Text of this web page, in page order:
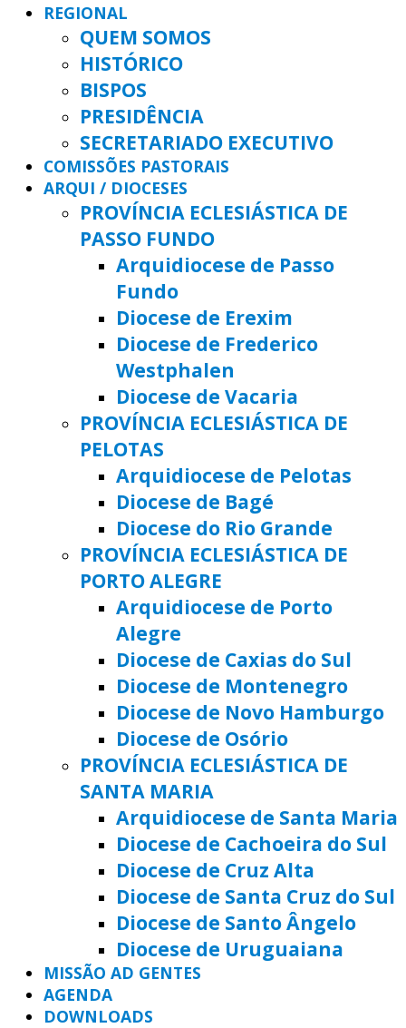
REGIONAL
QUEM SOMOS
HISTÓRICO
BISPOS
PRESIDÊNCIA
SECRETARIADO EXECUTIVO
COMISSÕES PASTORAIS
ARQUI / DIOCESES
PROVÍNCIA ECLESIÁSTICA DE
PASSO FUNDO
Arquidiocese de Passo
Fundo
Diocese de Erexim
Diocese de Frederico
Westphalen
Diocese de Vacaria
PROVÍNCIA ECLESIÁSTICA DE
PELOTAS
Arquidiocese de Pelotas
Diocese de Bagé
Diocese do Rio Grande
PROVÍNCIA ECLESIÁSTICA DE
PORTO ALEGRE
Arquidiocese de Porto
Alegre
Diocese de Caxias do Sul
Diocese de Montenegro
Diocese de Novo Hamburgo
Diocese de Osório
PROVÍNCIA ECLESIÁSTICA DE
SANTA MARIA
Arquidiocese de Santa Maria
Diocese de Cachoeira do Sul
Diocese de Cruz Alta
Diocese de Santa Cruz do Sul
Diocese de Santo Ângelo
Diocese de Uruguaiana
MISSÃO AD GENTES
AGENDA
DOWNLOADS